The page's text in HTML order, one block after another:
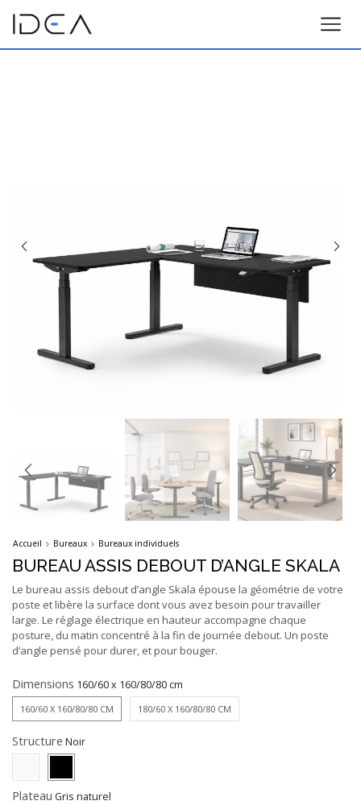
Accueil Bureaux Bureaux individuels
BUREAU ASSIS DEBOUT D’ANGLE SKALA
Le bureau assis debout d’angle Skala épouse la géométrie de votre
poste et libère la surface dont vous avez besoin pour travailler
large. Le réglage électrique en hauteur accompagne chaque
posture, du matin concentré à la fin de journée debout. Un poste
d’angle pensé pour durer, et pour bouger.
Dimensions
160/60 X 160/80/80 CM 180/60 X 160/80/80 CM
Structure
Plateau